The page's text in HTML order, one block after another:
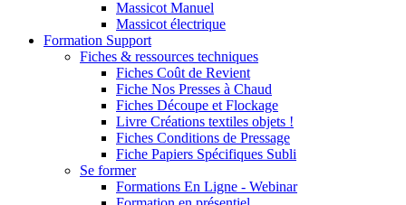
Massicot Manuel
Massicot électrique
Formation Support
Fiches & ressources techniques
Fiches Coût de Revient
Fiche Nos Presses à Chaud
Fiches Découpe et Flockage
Livre Créations textiles objets !
Fiches Conditions de Pressage
Fiche Papiers Spécifiques Subli
Se former
Formations En Ligne - Webinar